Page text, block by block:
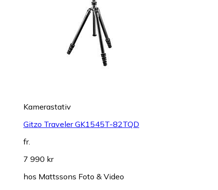
Kamerastativ
Gitzo Traveler GK1545T-82TQD
fr.
7 990 kr
hos Mattssons Foto & Video